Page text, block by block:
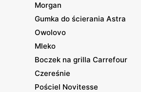
Morgan
Gumka do ścierania Astra
Owolovo
Mleko
Boczek na grilla Carrefour
Czereśnie
Pościel Novitesse